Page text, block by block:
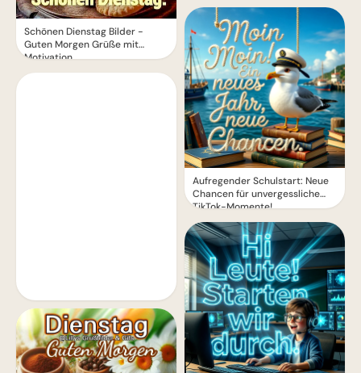
Schönen Dienstag Bilder -
Guten Morgen Grüße mit
Motivation
Aufregender Schulstart: Neue
Chancen für unvergessliche
TikTok-Momente!